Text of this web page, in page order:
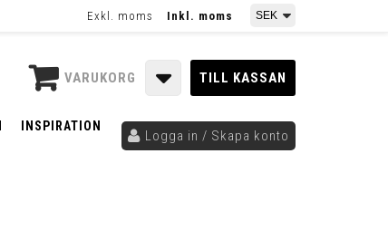
Exkl. moms Inkl. moms
VARUKORG TILL KASSAN
INSPIRATION
Logga in / Skapa konto